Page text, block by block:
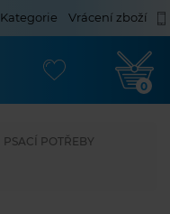
Kategorie Vrácení zboží
0
PSACÍ POTŘEBY